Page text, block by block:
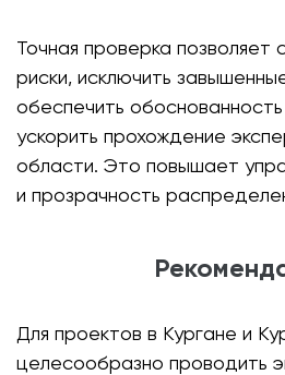
Точная проверка позволяет
риски, исключить
обеспечить
ускорить прохождение
области. Это повышает
и прозрачность
Для проектов в Кургане и
целесообразно проводить